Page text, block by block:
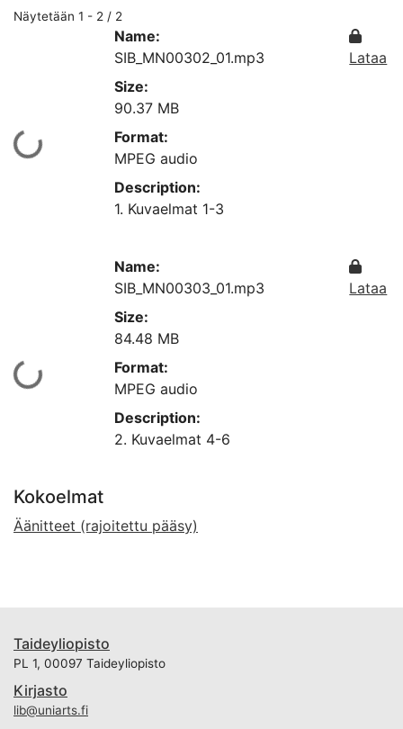
Näytetään 1 - 2 / 2
Ladataan...
Name:
SIB_MN00302_01.mp3
Size:
90.37 MB
Format:
MPEG audio
Description:
1. Kuvaelmat 1-3
Lataa
Ladataan...
Name:
SIB_MN00303_01.mp3
Size:
84.48 MB
Format:
MPEG audio
Description:
2. Kuvaelmat 4-6
Lataa
Kokoelmat
Äänitteet (rajoitettu pääsy)
Taideyliopisto
PL 1, 00097 Taideyliopisto
Kirjasto
lib@uniarts.fi